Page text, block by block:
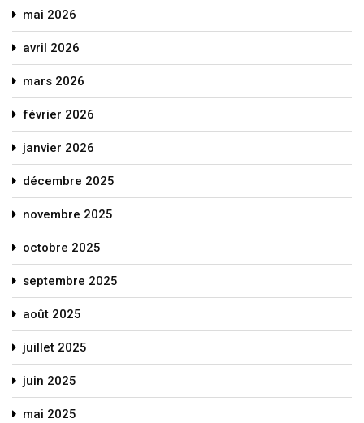
mai 2026
avril 2026
mars 2026
février 2026
janvier 2026
décembre 2025
novembre 2025
octobre 2025
septembre 2025
août 2025
juillet 2025
juin 2025
mai 2025